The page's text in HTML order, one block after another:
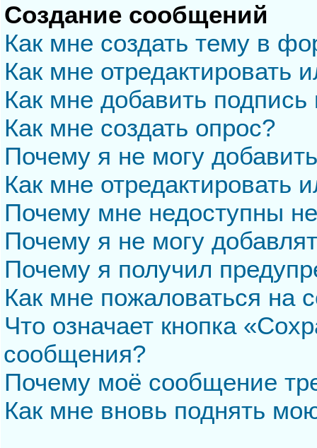
Создание сообщений
Как мне создать тему в
Как мне отредактировать
Как мне добавить
Как мне создать опрос?
Почему я не могу
Как мне отредактировать
Почему мне недоступны
Почему я не могу
Почему я получил
Как мне пожаловаться на
Что означает кнопка
сообщения?
Почему моё сообщение
Как мне вновь поднять